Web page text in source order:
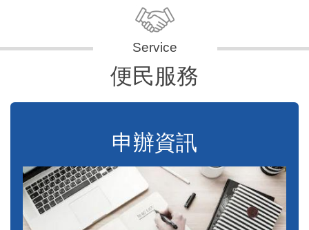
便民服務
申辦資訊